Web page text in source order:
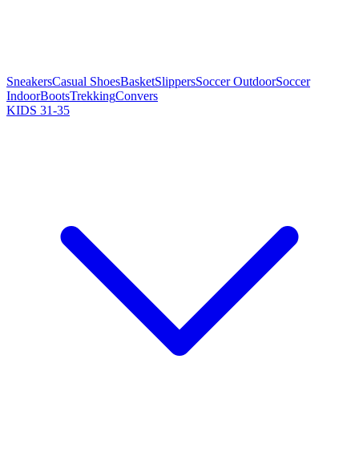
SneakersCasual ShoesBasketSlippersSoccer OutdoorSoccer
IndoorBootsTrekkingConvers
KIDS 31-35